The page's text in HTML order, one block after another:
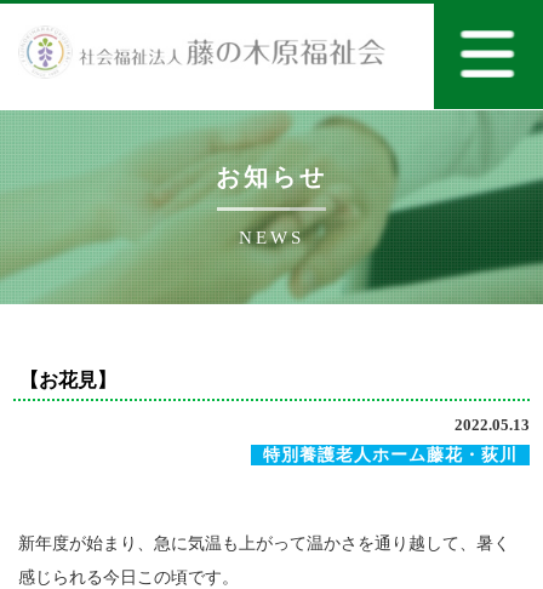
お知らせ
NEWS
【お花見】
2022.05.13
特別養護老人ホーム藤花・荻川
新年度が始まり、急に気温も上がって温かさを通り越して、暑く
感じられる今日この頃です。